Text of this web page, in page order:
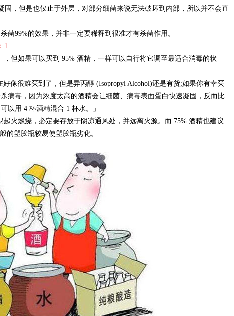
固，但是也仅止于外层，对部分细菌来说无法破坏到内部，所以并不会直
菌99%的效果，并非一定要稀释到很准才有杀菌作用。
1
但如果可以买到 95% 酒精，一样可以自行将它调至最适合消毒的状
像很难买到了，但是异丙醇 (Isopropyl Alcohol)还是有货;如果你有幸买
病毒，因为浓度太高的酒精会让细菌、病毒表面蛋白快速凝固，反而比
以用 4 杯酒精混合 1 杯水。」
起火燃烧，必定要存放于阴凉通风处，并远离火源。而 75% 酒精也建议
的塑胶瓶较易使塑胶瓶劣化。